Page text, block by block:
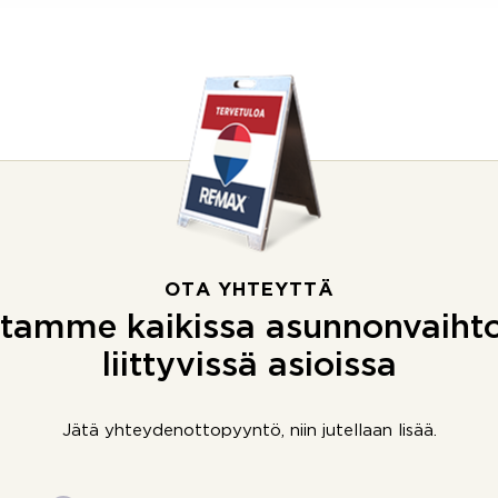
OTA YHTEYTTÄ
kaikissa
liittyvissä asioissa
Jätä yhteydenottopyyntö, niin jutellaan lisää.